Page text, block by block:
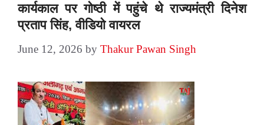
कार्यकाल पर गोष्ठी में पहुंचे थे राज्यमंत्री दिनेश
प्रताप सिंह, वीडियो वायरल
June 12, 2026 by Thakur Pawan Singh